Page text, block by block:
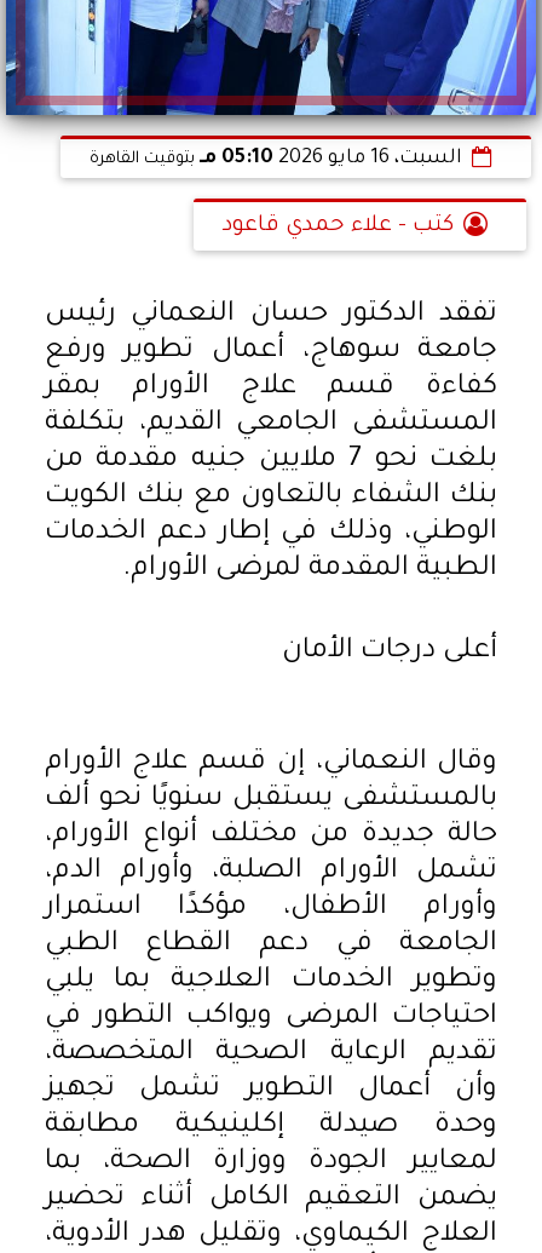
السبت، 16 مايو 2026 05:10 مـ بتوقيت القاهرة
كتب - علاء حمدي قاعود
تفقد الدكتور حسان النعماني رئيس
جامعة سوهاج، أعمال تطوير ورفع
كفاءة قسم علاج الأورام بمقر
المستشفى الجامعي القديم، بتكلفة
بلغت نحو 7 ملايين جنيه مقدمة من
بنك الشفاء بالتعاون مع بنك الكويت
الوطني، وذلك في إطار دعم الخدمات
الطبية المقدمة لمرضى الأورام.
أعلى درجات الأمان
وقال النعماني، إن قسم علاج الأورام
بالمستشفى يستقبل سنويًا نحو ألف
حالة جديدة من مختلف أنواع الأورام،
تشمل الأورام الصلبة، وأورام الدم،
وأورام الأطفال، مؤكدًا استمرار
الجامعة في دعم القطاع الطبي
وتطوير الخدمات العلاجية بما يلبي
احتياجات المرضى ويواكب التطور في
تقديم الرعاية الصحية المتخصصة،
وأن أعمال التطوير تشمل تجهيز
وحدة صيدلة إكلينيكية مطابقة
لمعايير الجودة ووزارة الصحة، بما
يضمن التعقيم الكامل أثناء تحضير
العلاج الكيماوي، وتقليل هدر الأدوية،